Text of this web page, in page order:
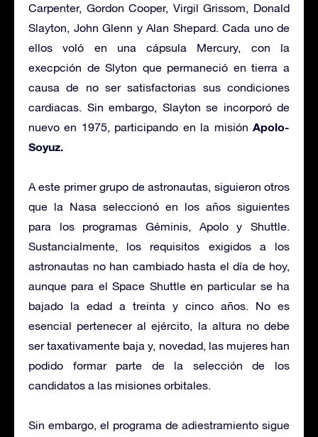
Carpenter, Gordon Cooper, Virgil Grissom, Donald
Slayton, John Glenn y Alan Shepard. Cada uno de
ellos voló en una cápsula Mercury, con la
execpción de Slyton que permaneció en tierra a
causa de no ser satisfactorias sus condiciones
cardiacas. Sin embargo, Slayton se incorporó de
nuevo en 1975, participando en la misión Apolo-
Soyuz.
A este primer grupo de astronautas, siguieron otros
que la Nasa seleccionó en los años siguientes
para los programas Géminis, Apolo y Shuttle.
Sustancialmente, los requisitos exigidos a los
astronautas no han cambiado hasta el día de hoy,
aunque para el Space Shuttle en particular se ha
bajado la edad a treinta y cinco años. No es
esencial pertenecer al ejército, la altura no debe
ser taxativamente baja y, novedad, las mujeres han
podido formar parte de la selección de los
candidatos a las misiones orbitales.
Sin embargo, el programa de adiestramiento sigue